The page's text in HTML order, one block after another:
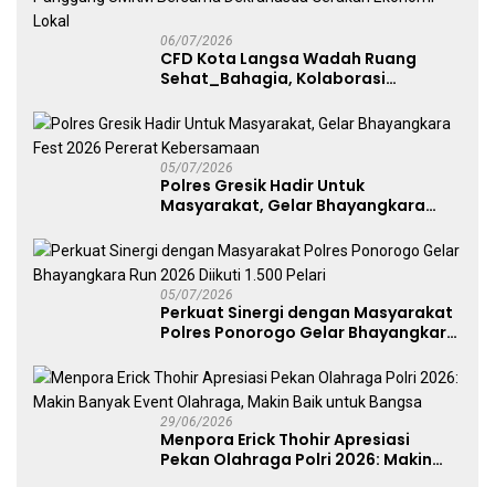
06/07/2026
CFD Kota Langsa Wadah Ruang
Sehat_Bahagia, Kolaborasi
Dekranasda Gerakan Ekonomi Lokal
05/07/2026
Polres Gresik Hadir Untuk
Masyarakat, Gelar Bhayangkara
05/07/2026
Perkuat Sinergi dengan Masyarakat
Polres Ponorogo Gelar Bhayangkara
29/06/2026
Menpora Erick Thohir Apresiasi
Pekan Olahraga Polri 2026: Makin